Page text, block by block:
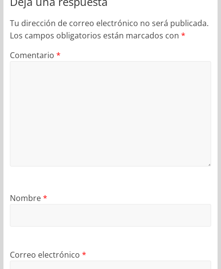
Tu dirección de correo electrónico no será publicada.
Los campos obligatorios están marcados con *
Comentario *
Nombre*
Correo electrónico *